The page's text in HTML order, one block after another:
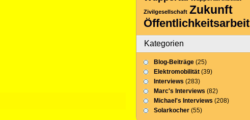
Zivilgesellschaft Zukunft
Öffentlichkeitsarbeit
Kategorien
Blog-Beiträge (25)
Elektromobilität (39)
Interviews (283)
Marc's Interviews (82)
Michael's Interviews (208)
Solarkocher (55)